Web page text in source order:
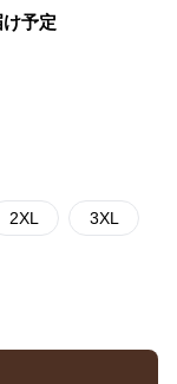
予定
2XL 3XL